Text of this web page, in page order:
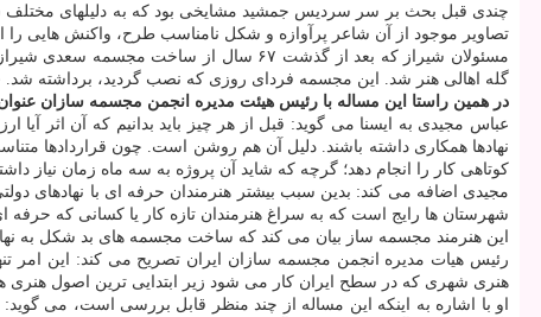
چندی قبل بحث بر سر سردیس جمشید مشایخی بود كه به دلیلهای مختلف
تصاویر موجود از آن شاعر پرآوازه و شكل نامناسب طرح، واكنش هایی
مسئولان شیراز كه بعد از گذشت ۶۷ سال
گله اهالی هنر شد. این مجسمه فردای روزی كه نصب گردید، برداشته
در همین راستا این مساله با رئیس هیئت مدیره انجمن مجسمه سازان
عباس مجیدی به ایسنا می گوید: قبل از هر چیز باید بدانیم كه آن اثر آیا
نهادها همكاری داشته باشند. دلیل آن هم روشن است. چون قراردادها
كوتاهی كار را انجام دهد؛ گرچه كه شاید آن پروژه به سه ماه زمان نیاز
مجیدی اضافه می كند: بدین سبب بیشتر هنرمندان حرفه ای با نهادهای
شهرستان ها رایج است كه به سراغ هنرمندان تازه كار یا كسانی كه حرفه
این هنرمند مجسمه ساز بیان می كند كه ساخت مجسمه های بد شكل به
هنری شهری كه در سطح ایران كار می شود زیر ابتدایی ترین اصول هنری
او با اشاره به اینكه این مساله از چند منظر قابل بررسی است، می